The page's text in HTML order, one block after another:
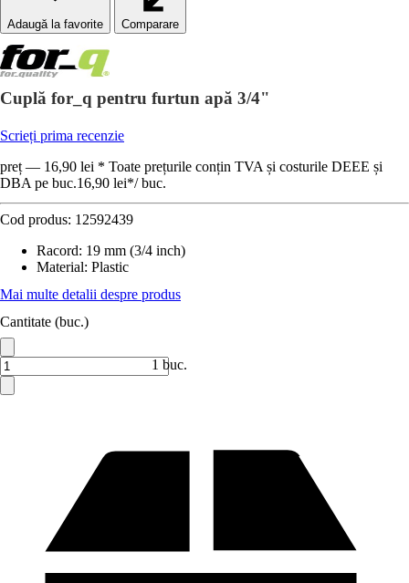
Comparare
Cuplă for_q pentru furtun apă 3/4"
Scrieți prima recenzie
preț — 16,90 lei * Toate prețurile conțin TVA și costurile DEEE și
DBA pe buc.16,90 lei*/ buc.
Cod produs: 12592439
Racord: 19 mm (3/4 inch)
Material: Plastic
Mai multe detalii despre produs
Cantitate (buc.)
1 buc.